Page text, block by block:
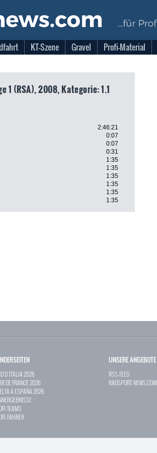
KT-Szene Gravel Profi-Material
1 (RSA), 2008, Kategorie: 1.1
2:46:21
0:07
0:07
0:31
1:35
1:35
1:35
1:35
1:35
1:35
D`ITALIA 2026
DE FRANCE 2026
A ESPAÑA 2026
TEAMS
FAHRER
UNSERE ANGEBOTE
RSS-FEED
RADSPORT-NEWS.COM